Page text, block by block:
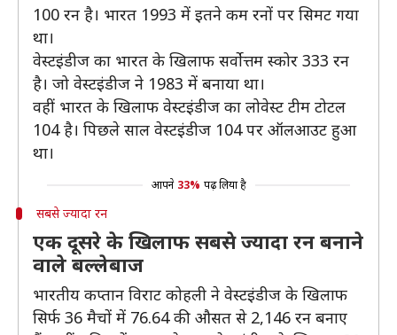
100 रन है। भारत 1993 में इतने कम रनों पर सिमट गया
था।
वेस्टइंडीज का भारत के खिलाफ सर्वोत्तम स्कोर 333 रन
है। जो वेस्टइंडीज ने 1983 में बनाया था।
वहीं भारत के खिलाफ वेस्टइंडीज का लोवेस्ट टीम टोटल
104 है। पिछले साल वेस्टइंडीज 104 पर ऑलआउट हुआ
था।
आपने 33% पढ़ लिया है
सबसे ज्यादा रन
एक दूसरे के खिलाफ सबसे ज्यादा रन बनाने
वाले बल्लेबाज
भारतीय कप्तान विराट कोहली ने वेस्टइंडीज के खिलाफ
सिर्फ 36 मैचों में 76.64 की औसत से 2,146 रन बनाए